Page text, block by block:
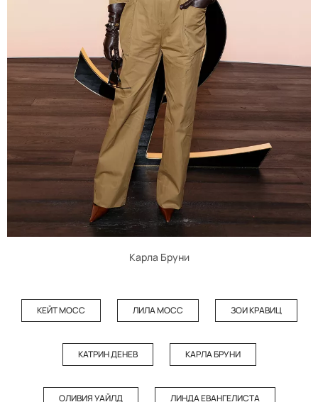
Карла Бруни
КЕЙТ МОСС ЛИЛА МОСС ЗОИ КРАВИЦ
КАТРИН ДЕНЕВ КАРЛА БРУНИ
ОЛИВИЯ УАЙЛД ЛИНДА ЕВАНГЕЛИСТА